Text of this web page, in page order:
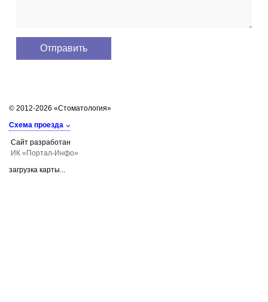
© 2012-2026 «Стоматология»
Схема проезда
Сайт разработан
ИК «Портал-Инфо»
загрузка карты...